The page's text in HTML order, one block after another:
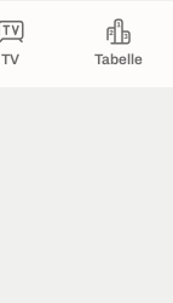
TV Tabelle